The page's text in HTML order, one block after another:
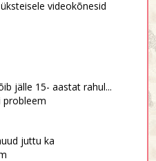
videokõnesid
jälle 15- aastat rahul...
probleem
juttu ka